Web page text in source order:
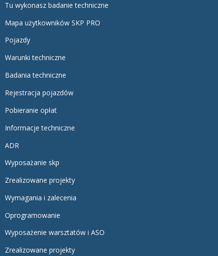
Tu wykonasz badanie techniczne
Mapa użytkowników SKP PRO
Pojazdy
Warunki techniczne
Badania techniczne
Rejestracja pojazdów
Pobieranie opłat
Informacje techniczne
ADR
Wyposażanie skp
Zrealizowane projekty
Wymagania i zalecenia
Oprogramowanie
Wyposażenie warsztatów i ASO
Zrealizowane projekty